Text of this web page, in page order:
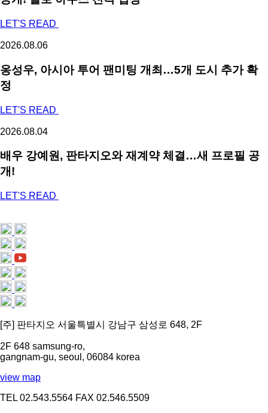
LET'S READ
2026.08.06
옹성우, 아시아 투어 팬미팅 개최…5개 도시 추가 확
정
LET'S READ
2026.08.04
배우 강예원, 판타지오와 재계약 체결…새 프로필 공
개!
LET'S READ
[주] 판타지오 서울특별시 강남구 삼성로 648, 2F
2F 648 samsung-ro,
gangnam-gu, seoul, 06084 korea
view map
TEL 02.543.5564 FAX 02.546.5509